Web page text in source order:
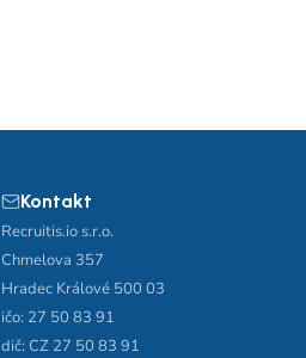
Kontakt
Recruitis.io s.r.o.
Chmelova 357
Hradec Králové 500 03
ičo: 27 50 83 91
dič: CZ 27 50 83 91